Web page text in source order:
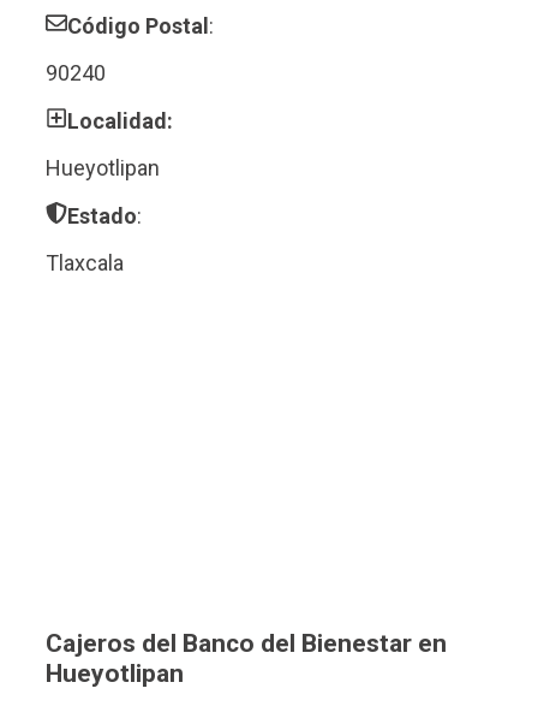
Código Postal :
90240
Localidad:
Hueyotlipan
Estado:
Tlaxcala
Cajeros del Banco del Bienestar en
Hueyotlipan